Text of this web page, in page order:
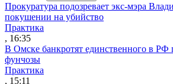
Прокуратура подозревает экс-мэра
покушении на убийство
Практика
, 16:35
В Омске банкротят единственного в РФ
фунчозы
Практика
, 15:11